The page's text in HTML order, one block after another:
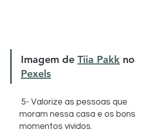
Imagem de Tiia Pakk no
Pexels
moram nessa casa e os bons
momentos vividos.